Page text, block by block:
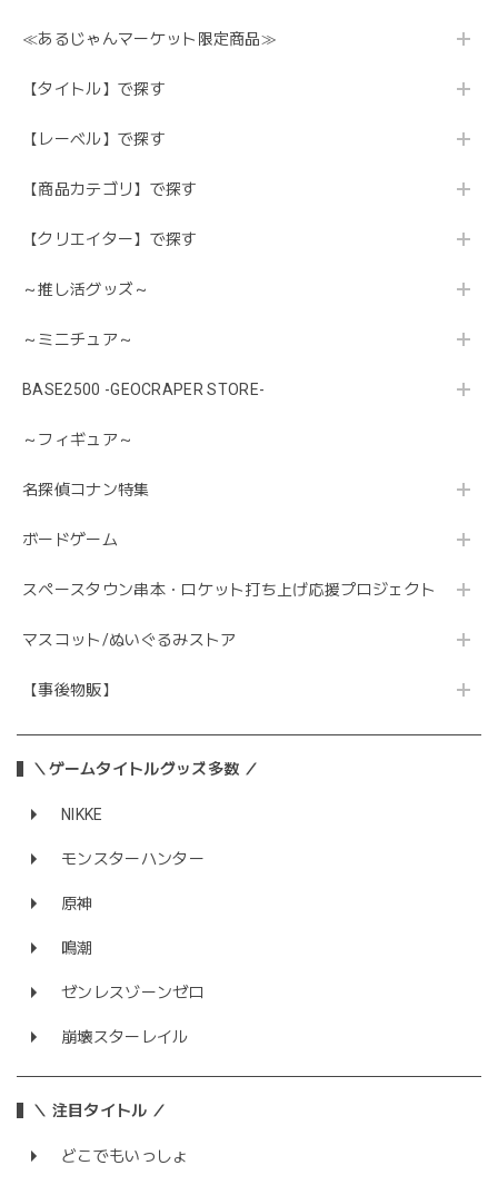
≪あるじゃんマーケット限定商品≫
【タイトル】で探す
【レーベル】で探す
【商品カテゴリ】で探す
【クリエイター】で探す
～推し活グッズ～
～ミニチュア～
BASE2500 -GEOCRAPER STORE-
～フィギュア～
名探偵コナン特集
ボードゲーム
スペースタウン串本・ロケット打ち上げ応援プロジェクト
マスコット/ぬいぐるみストア
【事後物販】
＼ゲームタイトルグッズ多数 ／
NIKKE
モンスターハンター
原神
鳴潮
ゼンレスゾーンゼロ
崩壊スターレイル
＼ 注目タイトル ／
どこでもいっしょ